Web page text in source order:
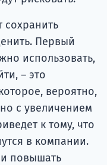
сохранить
Первый
использовать,
– это
вероятно,
с увеличением
к тому, что
в компании.
повышать